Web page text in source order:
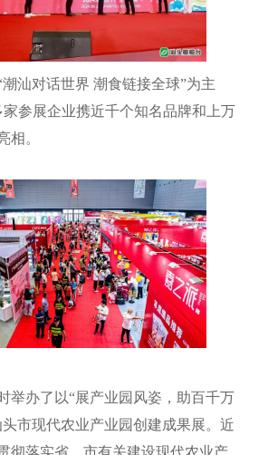
对话世界 潮食链接全球”为主
家参展企业携近千个知名品牌和上万
相。
办了以“展产业园风姿，助百千万
市现代农业产业园创建成果展。近
彻落实省、市有关建设现代农业产